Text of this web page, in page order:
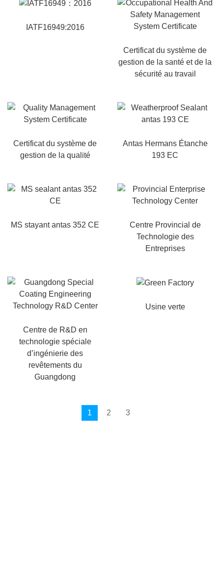
IATF16949:2016
Certificat du système de
gestion de la santé et de la
sécurité au travail
Certificat du système de
gestion de la qualité
Antas Hermans Étanche
193 EC
MS stayant antas 352 CE
Centre Provincial de
Technologie des
Entreprises
Centre de R&D en
technologie spéciale
d’ingénierie des
revêtements du
Guangdong
Usine verte
1 2 3